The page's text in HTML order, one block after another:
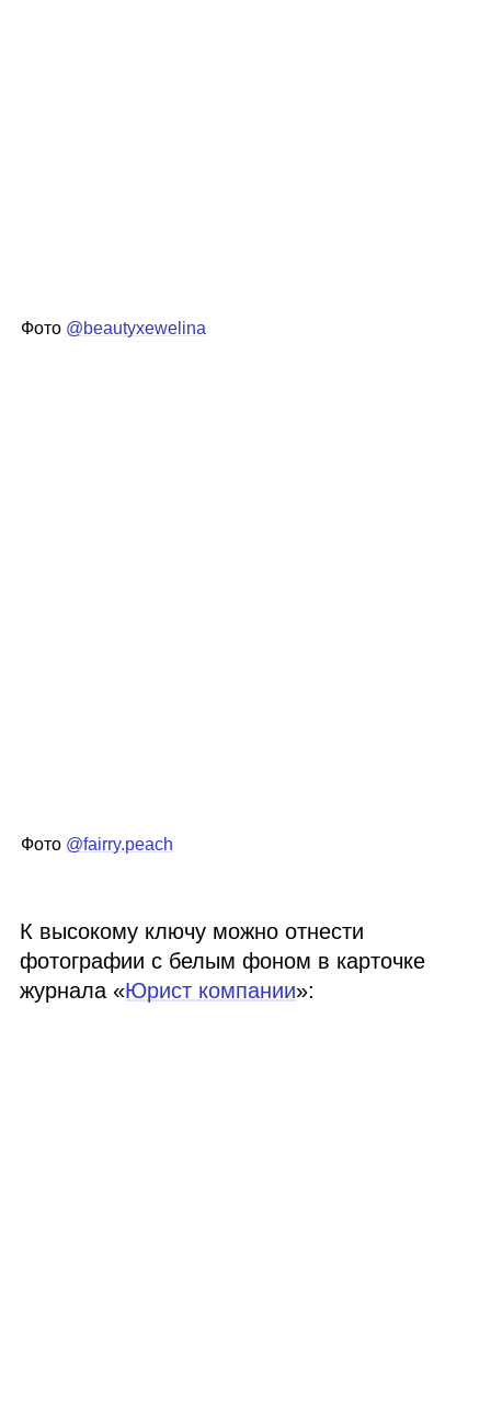
Фото @beautyxewelina
Фото @fairry.peach
К высокому ключу можно отнести
фотографии с белым фоном в карточке
журнала «Юрист компании»: